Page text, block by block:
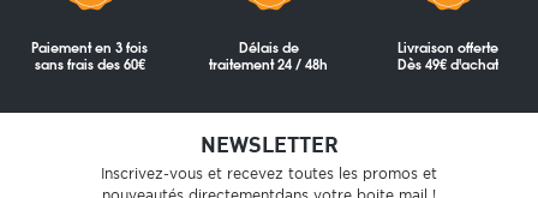
Paiement en 3 fois
sans frais des 60€
Délais de
traitement 24 / 48h
Livraison offerte
Dès 49€ d'achat
NEWSLETTER
Inscrivez-vous et recevez toutes les promos et